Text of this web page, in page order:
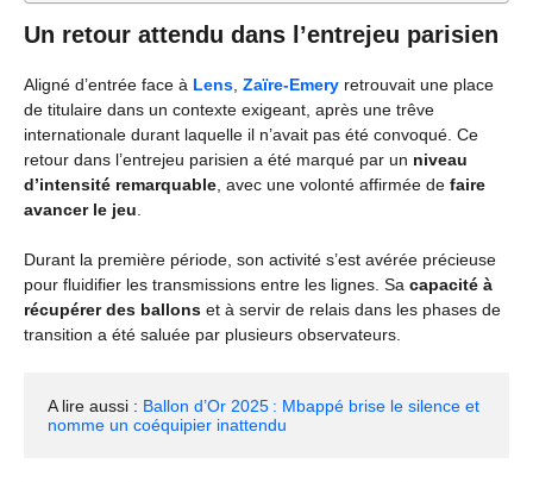
Un retour attendu dans l’entrejeu parisien
Aligné d’entrée face à Lens Zaïre-Emery retrouvait une place
de titulaire dans un contexte exigeant, après une trêve
internationale durant laquelle il n’avait pas été convoqué. Ce
retour dans l’entrejeu parisien a été marqué par un niveau
d’intensité remarquable , avec une volonté affirmée de faire
avancer le jeu
Durant la première période, son activité s’est avérée précieuse
pour fluidifier les transmissions entre les lignes. Sa capacité à
récupérer des ballons et à servir de relais dans les phases de
transition a été saluée par plusieurs observateurs.
A lire aussi : Ballon d’Or 2025 : Mbappé brise le silence et
nomme un coéquipier inattendu